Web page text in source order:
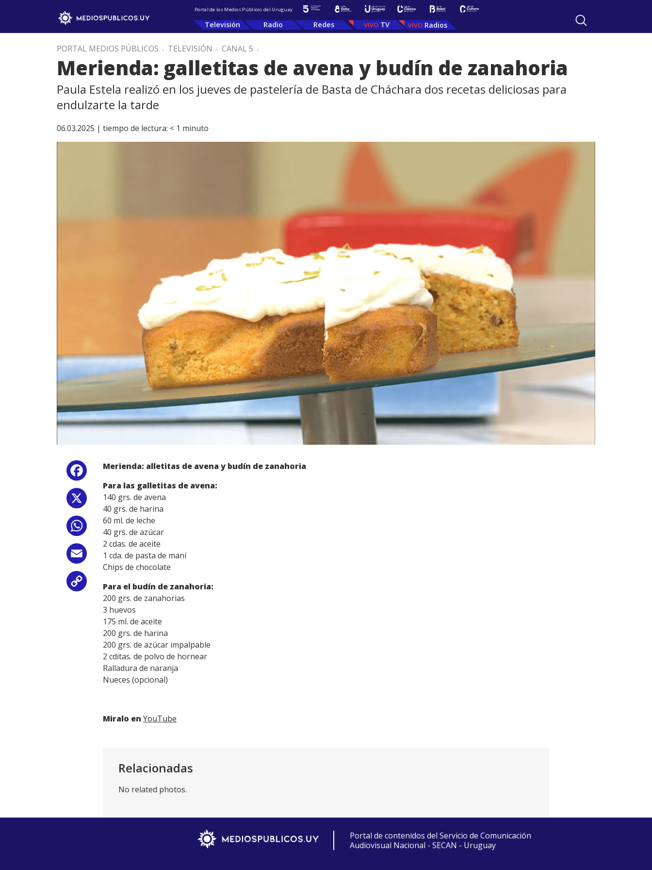
Portal de los Medios Públicos del Uruguay
Televisión Radio Redes TV Radios
PORTAL MEDIOS PÚBLICOS . TELEVISIÓN . CANAL 5 .
Merienda: galletitas de avena y budín de zanahoria
Paula Estela realizó en los jueves de pastelería de Basta de Cháchara dos recetas deliciosas para
endulzarte la tarde
06.03.2025 | tiempo de lectura: < 1 minuto
Facebook
WhatsApp
Email
Copy
Link
Merienda: alletitas de avena y budín de zanahoria
Para las galletitas de avena:
140 grs. de avena
40 grs. de harina
60 ml. de leche
40 grs. de azúcar
2 cdas. de aceite
1 cda. de pasta de maní
Chips de chocolate
Para el budín de zanahoria:
200 grs. de zanahorias
3 huevos
175 ml. de aceite
200 grs. de harina
200 grs. de azúcar impalpable
2 cditas. de polvo de hornear
Ralladura de naranja
Nueces (opcional)
Miralo en YouTube
Relacionadas
No related photos.
Portal de contenidos del Servicio de Comunicación
Audiovisual Nacional - SECAN - Uruguay